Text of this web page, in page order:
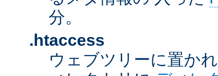
分。
.htaccess
ウェブツリーに置か